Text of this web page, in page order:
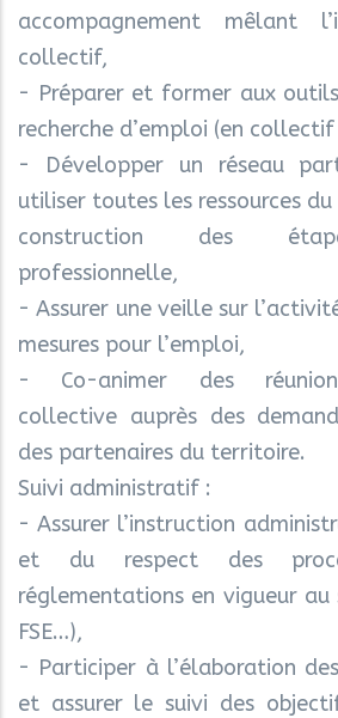
accompagnement mêlant
collectif,
- Préparer et former aux
recherche d’emploi (en
- Développer un réseau
utiliser toutes les ressources
construction des
professionnelle,
- Assurer une veille sur
mesures pour l’emploi,
- Co-animer des
collective auprès des
des partenaires du territoire.
Suivi administratif :
- Assurer l’instruction
et du respect des
réglementations en vigueur au
FSE…),
- Participer à l’élaboration
et assurer le suivi des